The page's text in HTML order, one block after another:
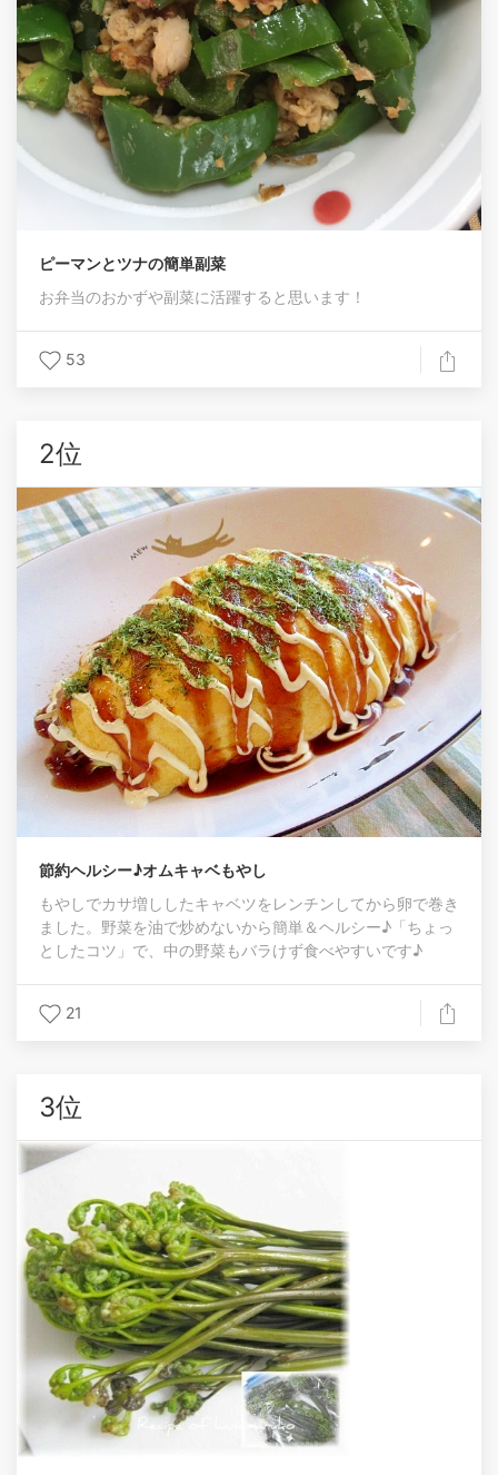
ピーマンとツナの簡単副菜
お弁当のおかずや副菜に活躍すると思います！
53
2位
節約ヘルシー♪オムキャベもやし
もやしでカサ増ししたキャベツをレンチンしてから卵で巻き
ました。野菜を油で炒めないから簡単＆ヘルシー♪「ちょっ
としたコツ」で、中の野菜もバラけず食べやすいです♪
21
3位